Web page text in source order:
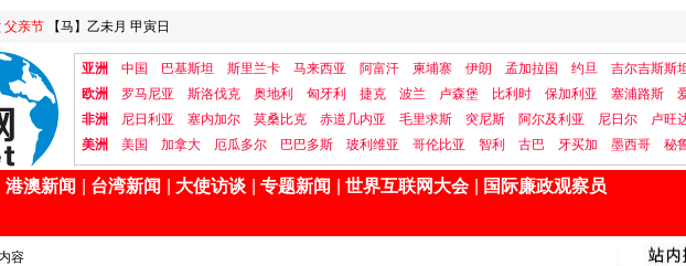
父亲节 【马】乙未月 甲寅日
亚洲 中国 巴基斯坦 斯里兰卡 马来西亚 阿富汗 柬埔寨 伊朗 孟加拉国 约旦 吉尔吉斯斯
欧洲
罗马尼亚 斯洛伐克 奥地利 匈牙利 捷克 波兰 卢森堡 比利时 保加利亚 塞浦路斯
非洲
尼日利亚 塞内加尔 莫桑比克 赤道几内亚 毛里求斯 突尼斯 阿尔及利亚 尼日尔 卢旺
美洲
美国 加拿大 厄瓜多尔 巴巴多斯 玻利维亚 哥伦比亚 智利 古巴 牙买加 墨西哥 秘
港澳新闻 台湾新闻 大使访谈 专题新闻 世界互联网大会 国际廉政观察员
容